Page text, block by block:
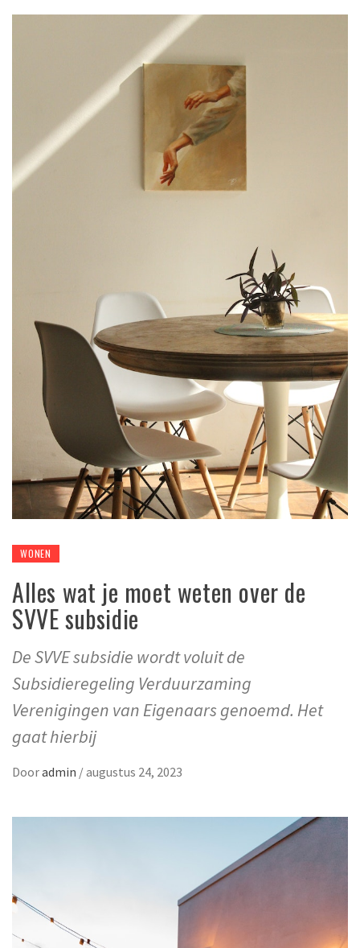
WONEN
Alles wat je moet weten over de
SVVE subsidie
De SVVE subsidie wordt voluit de
Subsidieregeling Verduurzaming
Verenigingen van Eigenaars genoemd. Het
gaat hierbij
Dooradmin /augustus 24, 2023